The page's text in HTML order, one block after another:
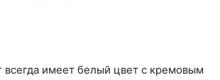
всегда имеет белый цвет с кремовым